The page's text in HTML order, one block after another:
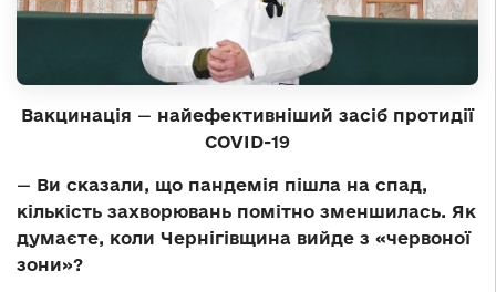
Вакцинація — найефективніший засіб протидії
COVID-19
— Ви сказали, що пандемія пішла на спад,
кількість захворювань помітно зменшилась. Як
думаєте, коли Чернігівщина вийде з «червоної
зони»?